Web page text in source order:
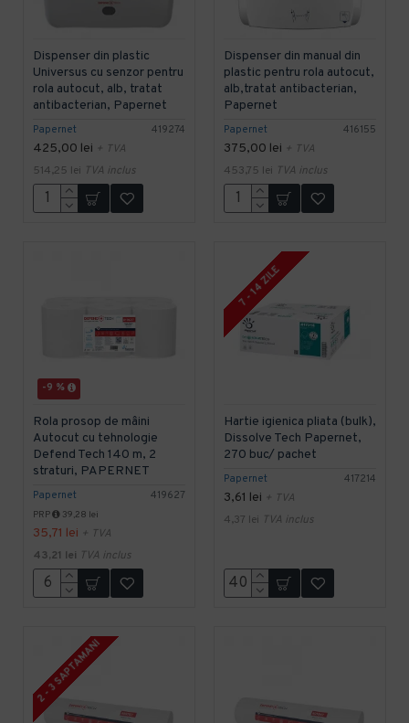
Papernet 419274
Dispenser din plastic
Universus cu senzor pentru
rola autocut, alb, tratat
antibacterian, Papernet
425,00 lei + TVA
514,25 lei TVA inclus
Papernet 416155
Dispenser din manual din
plastic pentru rola autocut,
alb,tratat antibacterian,
Papernet
375,00 lei + TVA
453,75 lei TVA inclus
-9 %
Papernet 419627
Rola prosop de mâini
Autocut cu tehnologie
Defend Tech 140 m, 2
straturi, PAPERNET
PRP 39,28 lei
35,71 lei + TVA
43,21 lei TVA inclus
7 - 14 ZILE
Papernet 417214
Hartie igienica pliata (bulk),
Dissolve Tech Papernet,
270 buc/ pachet
3,61 lei + TVA
4,37 lei TVA inclus
2 - 3 SAPTAMANI